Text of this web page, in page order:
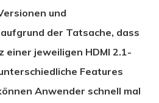
und
der Tatsache, dass
jeweiligen HDMI 2.1-
Features
Anwender schnell mal